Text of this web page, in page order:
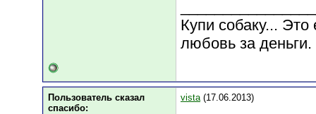
Купи собаку... Это
любовь за деньги.
Пользователь сказал
cпасибо:
vista(17.06.2013)